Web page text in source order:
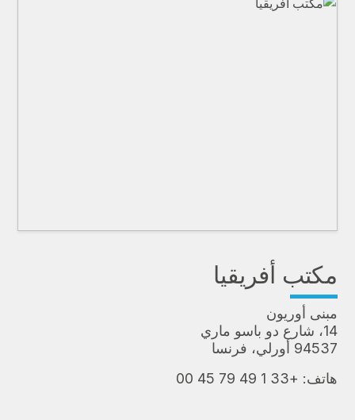
مكتب أفريقيا
مبنى أوريون
14، شارع دو باسو ماري
94537 أورلي، فرنسا
هاتف: +33 1 49 79 45 00